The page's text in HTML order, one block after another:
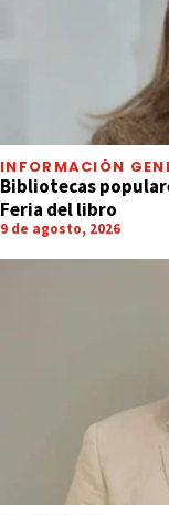
INFORMACIÓN
Bibliotecas
Feria del libro
9 de agosto, 2026